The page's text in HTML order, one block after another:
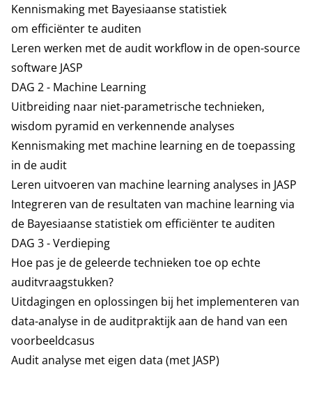
Kennismaking met Bayesiaanse statistiek
om efficiënter te auditen
Leren werken met de audit workflow in de open-source
software JASP
DAG 2 - Machine Learning
Uitbreiding naar niet-parametrische technieken,
wisdom pyramid en verkennen­de analyses
Kennismaking met machine learning en de toepassing
in de audit
Leren uitvoeren van machine learning analyses in JASP
Integreren van de resultaten van machine learning via
de Bayesiaanse statistiek om efficiënter te auditen
DAG 3 - Verdieping
Hoe pas je de geleerde technieken toe op echte
auditvraagstukken?
Uitdagingen en oplossingen bij het implementeren van
data-analyse in de auditpraktijk aan de hand van een
voorbeeldcasus
Audit analyse met eigen data (met JASP)